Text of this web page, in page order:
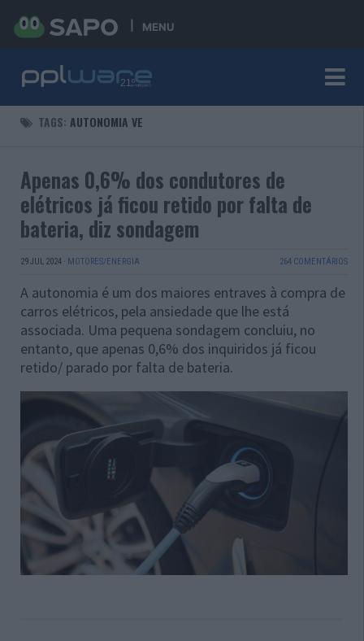
MENU
TAGS: AUTONOMIA VE
Apenas 0,6% dos condutores de
elétricos já ficou retido por falta de
bateria, diz sondagem
29 JUL 2024 · MOTORES/ENERGIA 264 COMENTÁRIOS
A autonomia é um dos maiores entraves à compra de
carros elétricos, pela ansiedade que lhe está
associada. Uma pequena sondagem concluiu, no
entanto, que apenas 0,6% dos inquiridos já ficou
retido/ parado por falta de bateria.